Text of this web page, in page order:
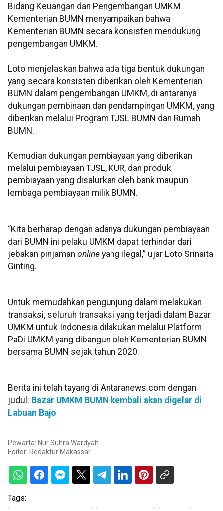
Bidang Keuangan dan Pengembangan UMKM
Kementerian BUMN menyampaikan bahwa
Kementerian BUMN secara konsisten mendukung
pengembangan UMKM.
Loto menjelaskan bahwa ada tiga bentuk dukungan
yang secara konsisten diberikan oleh Kementerian
BUMN dalam pengembangan UMKM, di antaranya
dukungan pembinaan dan pendampingan UMKM, yang
diberikan melalui Program TJSL BUMN dan Rumah
BUMN.
Kemudian dukungan pembiayaan yang diberikan
melalui pembiayaan TJSL, KUR, dan produk
pembiayaan yang disalurkan oleh bank maupun
lembaga pembiayaan milik BUMN.
“Kita berharap dengan adanya dukungan pembiayaan
dari BUMN ini pelaku UMKM dapat terhindar dari
jebakan pinjaman online yang ilegal,” ujar Loto Srinaita
Ginting.
Untuk memudahkan pengunjung dalam melakukan
transaksi, seluruh transaksi yang terjadi dalam Bazar
UMKM untuk Indonesia dilakukan melalui Platform
PaDi UMKM yang dibangun oleh Kementerian BUMN
bersama BUMN sejak tahun 2020.
Berita ini telah tayang di Antaranews.com dengan
judul: Bazar UMKM BUMN kembali akan digelar di
Labuan Bajo
Pewarta: Nur Suhra Wardyah
Editor: Redaktur Makassar
Tags: